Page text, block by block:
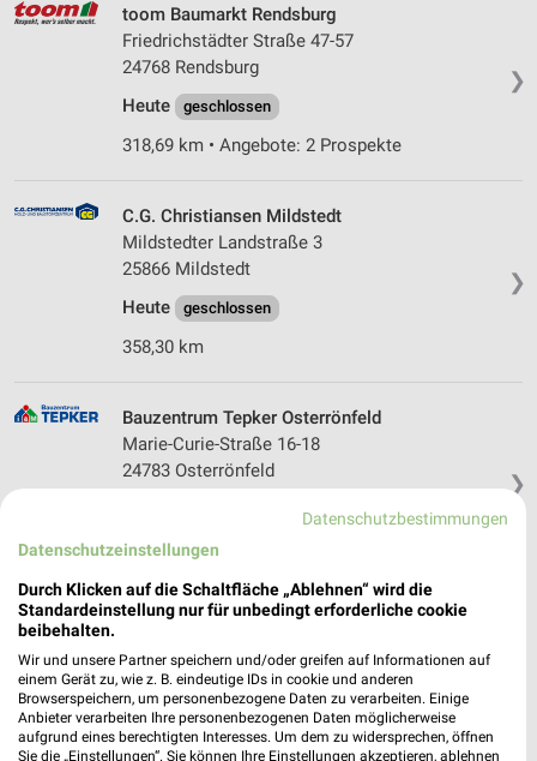
❯
toom Baumarkt Rendsburg
Friedrichstädter Straße 47-57
24768 Rendsburg
Heute
geschlossen
318,69 km • Angebote: 2 Prospekte
❯
C.G. Christiansen Mildstedt
Mildstedter Landstraße 3
25866 Mildstedt
Heute
geschlossen
358,30 km
❯
Bauzentrum Tepker Osterrönfeld
Marie-Curie-Straße 16-18
24783 Osterrönfeld
315,09 km
Sonderpreis Baumarkt Büdelsdorf
24782 Büdelsdorf
Heute geschlossen
317,13 km • Angebote: 2 Prospekte
Datenschutzbestimmungen
Datenschutzeinstellungen
Durch Klicken auf die Schaltfläche „Ablehnen“ wird die
Standardeinstellung nur für unbedingt erforderliche cookie
beibehalten.
Wir und unsere Partner speichern und/oder greifen auf Informationen auf
einem Gerät zu, wie z. B. eindeutige IDs in cookie und anderen
Browserspeichern, um personenbezogene Daten zu verarbeiten. Einige
Anbieter verarbeiten Ihre personenbezogenen Daten möglicherweise
aufgrund eines berechtigten Interesses. Um dem zu widersprechen, öffnen
Sie die „Einstellungen“. Sie können Ihre Einstellungen akzeptieren, ablehnen